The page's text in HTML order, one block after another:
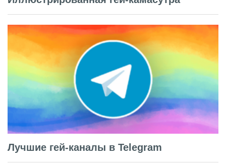
Лучшие гей-каналы в Telegram